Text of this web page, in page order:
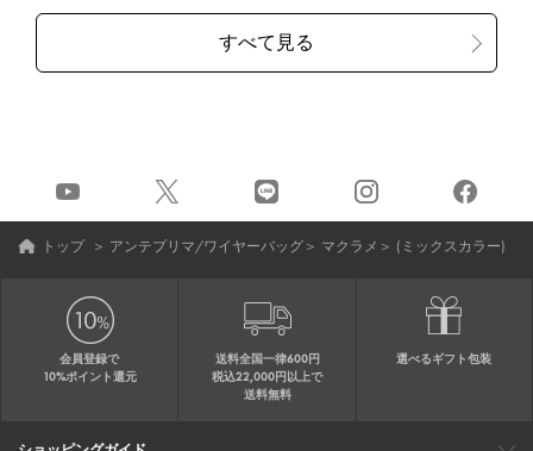
トップ ＞ アンテプリマ/ワイヤーバッグ＞ マクラメ ＞ (ミックスカラー)
会員登録で
10%ポイント還元
送料全国一律600円
税込22,000円以上で
送料無料
選べるギフト包装